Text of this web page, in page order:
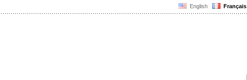
English Français